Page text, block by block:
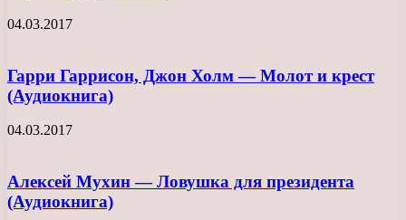
04.03.2017
Гарри Гаррисон, Джон Холм — Молот и крест
(Аудиокнига)
04.03.2017
Алексей Мухин — Ловушка для президента
(Аудиокнига)